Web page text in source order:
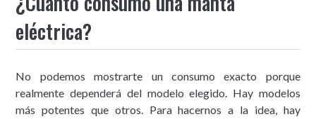
eléctrica?
No podemos mostrarte un consumo exacto porque
realmente dependerá del modelo elegido. Hay modelos
más potentes que otros. Para hacernos a la idea, hay